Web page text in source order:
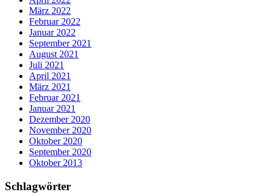
März 2022
Februar 2022
Januar 2022
September 2021
August 2021
Juli 2021
April 2021
März 2021
Februar 2021
Januar 2021
Dezember 2020
November 2020
Oktober 2020
September 2020
Oktober 2013
Schlagwörter